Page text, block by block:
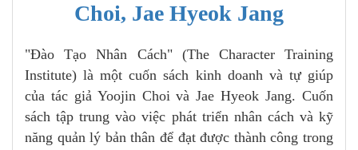
Choi, Jae Hyeok Jang
"Đào Tạo Nhân Cách" (The Character Training
Institute) là một cuốn sách kinh doanh và tự giúp
của tác giả Yoojin Choi và Jae Hyeok Jang. Cuốn
sách tập trung vào việc phát triển nhân cách và kỹ
năng quản lý bản thân để đạt được thành công trong